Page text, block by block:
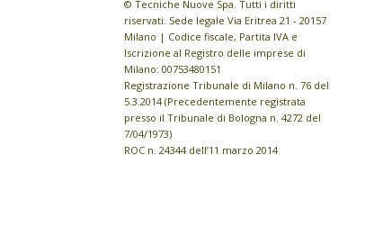
© Tecniche Nuove Spa. Tutti i diritti
riservati. Sede legale Via Eritrea 21 - 20157
Milano | Codice fiscale, Partita IVA e
Iscrizione al Registro delle imprese di
Milano: 00753480151
Registrazione Tribunale di Milano n. 76 del
5.3.2014 (Precedentemente registrata
presso il Tribunale di Bologna n. 4272 del
7/04/1973)
ROC n. 24344 dell’11 marzo 2014